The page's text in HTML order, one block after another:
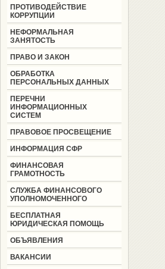
ПРОТИВОДЕЙСТВИЕ
КОРРУПЦИИ
НЕФОРМАЛЬНАЯ
ЗАНЯТОСТЬ
ПРАВО И ЗАКОН
ОБРАБОТКА
ПЕРСОНАЛЬНЫХ ДАННЫХ
ПЕРЕЧНИ
ИНФОРМАЦИОННЫХ
СИСТЕМ
ПРАВОВОЕ ПРОСВЕЩЕНИЕ
ИНФОРМАЦИЯ СФР
ФИНАНСОВАЯ
ГРАМОТНОСТЬ
СЛУЖБА ФИНАНСОВОГО
УПОЛНОМОЧЕННОГО
БЕСПЛАТНАЯ
ЮРИДИЧЕСКАЯ ПОМОЩЬ
ОБЪЯВЛЕНИЯ
ВАКАНСИИ